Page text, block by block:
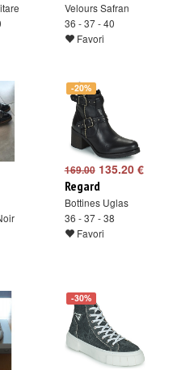
Velours Safran
36 - 37 - 40
Favori
-20%
169.00135.20 €
Regard
Bottines Uglas
36 - 37 - 38
Favori
-30%